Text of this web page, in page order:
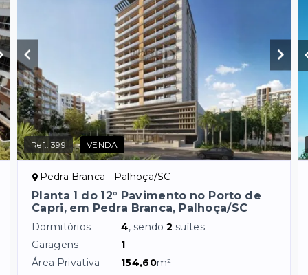
Ref.:399 VENDA
Pedra Branca - Palhoça/SC
Planta 1 do 12° Pavimento no Porto de
Capri, em Pedra Branca, Palhoça/SC
Dormitórios 4, sendo2 suítes
Garagens
1
Área Privativa
154,60m²